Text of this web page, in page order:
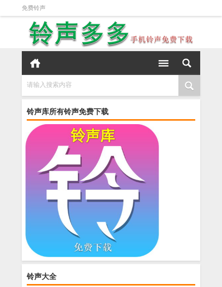
免费铃声
请输入搜索内容
铃声库所有铃声免费下载
铃声大全